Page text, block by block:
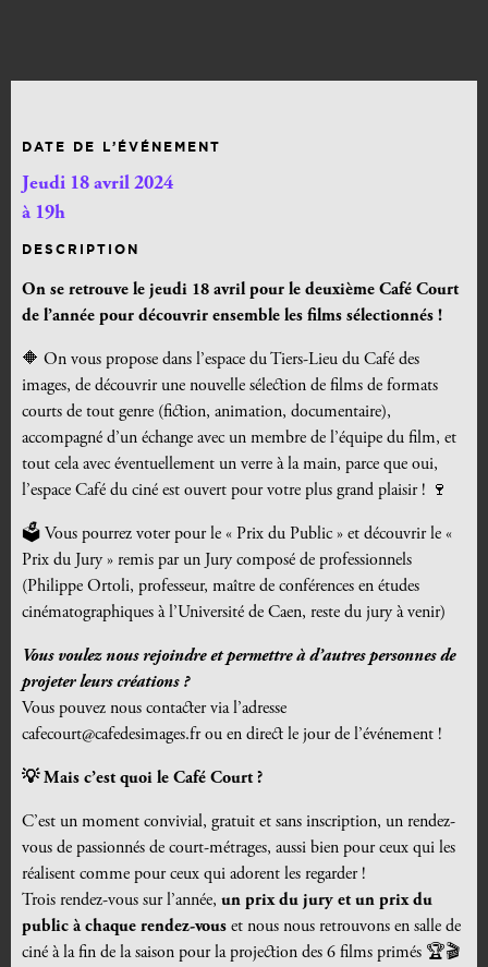
DATE DE L’ÉVÉNEMENT
Jeudi 18 avril 2024
à 19h
DESCRIPTION
On se retrouve le jeudi 18 avril pour le deuxième Café Court
de l’année pour découvrir ensemble les films sélectionnés !
🔶 On vous propose dans l’espace du Tiers-Lieu du Café des
images, de découvrir une nouvelle sélection de films de formats
courts de tout genre (fiction, animation, documentaire),
accompagné d’un échange avec un membre de l’équipe du film, et
tout cela avec éventuellement un verre à la main, parce que oui,
l’espace Café du ciné est ouvert pour votre plus grand plaisir ! 🍷
🗳️ Vous pourrez voter pour le « Prix du Public » et découvrir le «
Prix du Jury » remis par un Jury composé de professionnels
(Philippe Ortoli, professeur, maître de conférences en études
cinématographiques à l’Université de Caen, reste du jury à venir)
Vous voulez nous rejoindre et permettre à d’autres personnes de
projeter leurs créations ?
Vous pouvez nous contacter via l’adresse
cafecourt@cafedesimages.fr ou en direct le jour de l’événement !
💡 Mais c’est quoi le Café Court ?
C’est un moment convivial, gratuit et sans inscription, un rendez-
vous de passionnés de court-métrages, aussi bien pour ceux qui les
réalisent comme pour ceux qui adorent les regarder !
Trois rendez-vous sur l’année, un prix du jury et un prix du
public à chaque rendez-vous et nous nous retrouvons en salle de
ciné à la fin de la saison pour la projection des 6 films primés 🏆🎬